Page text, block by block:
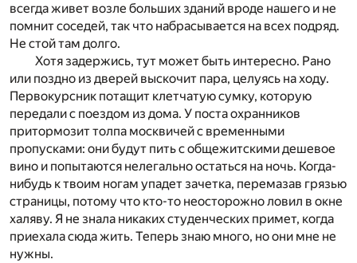
всегда живет возле больших зданий вроде нашего и не
помнит соседей, так что набрасывается на всех подряд.
Не стой там долго.
Хотя задержись, тут может быть интересно. Рано
или поздно из дверей выскочит пара, целуясь на ходу.
Первокурсник потащит клетчатую сумку, которую
передали с поездом из дома. У поста охранников
притормозит толпа москвичей с временными
пропусками: они будут пить с общежитскими дешевое
вино и попытаются нелегально остаться на ночь. Когда-
нибудь к твоим ногам упадет зачетка, перемазав грязью
страницы, потому что кто-то неосторожно ловил в окне
халяву. Я не знала никаких студенческих примет, когда
приехала сюда жить. Теперь знаю много, но они мне не
нужны.